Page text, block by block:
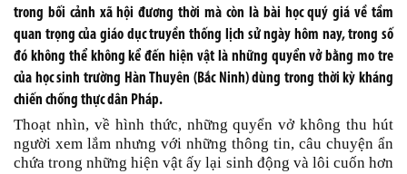
trong bối cảnh xã hội đương thời mà còn là bài học quý giá về tầm
quan trọng của giáo dục truyền thống lịch sử ngày hôm nay, trong số
đó không thể không kể đến hiện vật là những quyển vở bằng mo tre
của học sinh trường Hàn Thuyên (Bắc Ninh) dùng trong thời kỳ kháng
chiến chống thực dân Pháp.
Thoạt nhìn, về hình thức, những quyển vở không thu hút
người xem lắm nhưng với những thông tin, câu chuyện ẩn
chứa trong những hiện vật ấy lại sinh động và lôi cuốn hơn